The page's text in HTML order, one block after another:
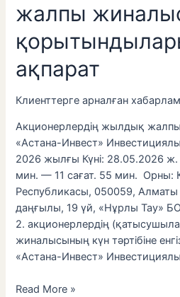
жалпы
ақпарат
Клиенттерге арналған
Акционерлердің жылдық
«Астана-Инвест»
2026 жылғы Күні: 28.05.2026 ж.
мин. — 11 сағат. 55 мин. Орны:
Республикасы, 050059,
даңғылы, 19 үй, «Нұрлы Тау»
2. акционерлердің
жиналысының күн тәртібіне
«Астана-Инвест»
Read More »